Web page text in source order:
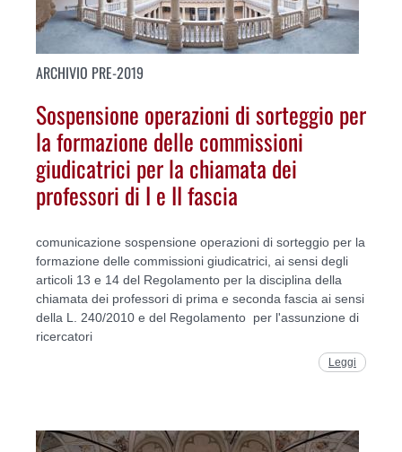
ARCHIVIO PRE-2019
Sospensione operazioni di sorteggio per
la formazione delle commissioni
giudicatrici per la chiamata dei
professori di I e II fascia
comunicazione sospensione operazioni di sorteggio per la
formazione delle commissioni giudicatrici, ai sensi degli
articoli 13 e 14 del Regolamento per la disciplina della
chiamata dei professori di prima e seconda fascia ai sensi
della L. 240/2010 e del Regolamento per l'assunzione di
ricercatori
Leggi